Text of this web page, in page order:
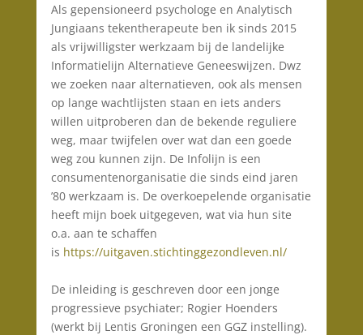
Als gepensioneerd psychologe en Analytisch
Jungiaans tekentherapeute ben ik sinds 2015
als vrijwilligster werkzaam bij de landelijke
Informatielijn Alternatieve Geneeswijzen. Dwz
we zoeken naar alternatieven, ook als mensen
op lange wachtlijsten staan en iets anders
willen uitproberen dan de bekende reguliere
weg, maar twijfelen over wat dan een goede
weg zou kunnen zijn. De Infolijn is een
consumentenorganisatie die sinds eind jaren
’80 werkzaam is. De overkoepelende organisatie
heeft mijn boek uitgegeven, wat via hun site
o.a. aan te schaffen
is https://uitgaven.stichtinggezondleven.nl/
De inleiding is geschreven door een jonge
progressieve psychiater; Rogier Hoenders
(werkt bij Lentis Groningen een GGZ instelling).